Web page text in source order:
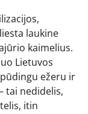
laukine
kaimelius.
Lietuvos
ežeru ir
tai nedidelis,
itin